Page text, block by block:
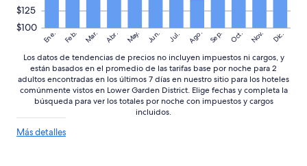
f
i
c
h
i
Ene. Feb. Mar. Abr. May. Jun. Jul. Ago. Sep. Oct. Nov. Dic.
$100
$125
Los datos de tendencias de precios no incluyen impuestos ni cargos, y
están basados en el promedio de las tarifas base por noche para 2
adultos encontradas en los últimos 7 días en nuestro sitio para los hoteles
comúnmente vistos en Lower Garden District. Elige fechas y completa la
búsqueda para ver los totales por noche con impuestos y cargos
incluidos.
Más detallesMás